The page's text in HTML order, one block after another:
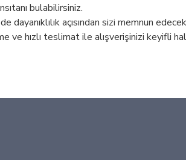
bulabilirsiniz.
açısından sizi memnun
ve hızlı teslimat ile alışverişinizi keyifli